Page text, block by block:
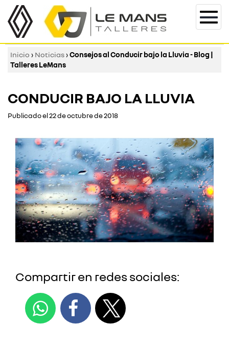
Inicio › Noticias›Consejos al Conducir bajo la Lluvia - Blog |
Talleres LeMans
CONDUCIR BAJO LA LLUVIA
Publicado el 22 de octubre de 2018
Compartir en redes sociales: